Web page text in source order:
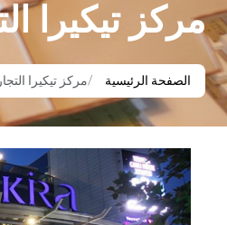
مركز تيكيرا
الصفحة الرئيسية مركز تيكيرا